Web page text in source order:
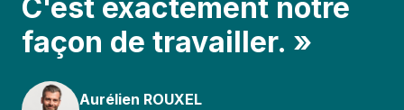
C'est exactement notre
façon de travailler. »
Aurélien ROUXEL